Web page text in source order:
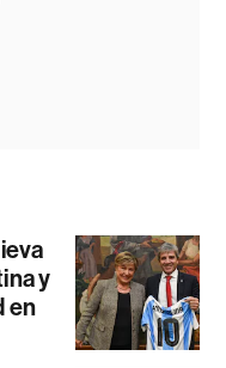
y
en